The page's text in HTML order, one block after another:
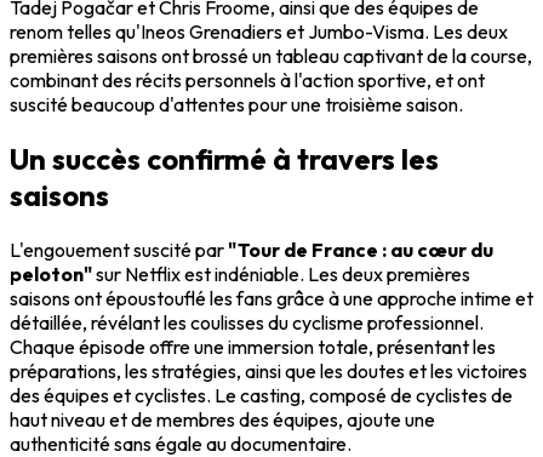
Tadej Pogačar et Chris Froome, ainsi que des équipes de
renom telles qu'Ineos Grenadiers et Jumbo-Visma. Les deux
premières saisons ont brossé un tableau captivant de la course,
combinant des récits personnels à l'action sportive, et ont
suscité beaucoup d'attentes pour une troisième saison.
Un succès confirmé à travers les
saisons
L'engouement suscité par"Tour de France : au cœur du
peloton"sur Netflix est indéniable. Les deux premières
saisons ont époustouflé les fans grâce à une approche intime et
détaillée, révélant les coulisses du cyclisme professionnel.
Chaque épisode offre une immersion totale, présentant les
préparations, les stratégies, ainsi que les doutes et les victoires
des équipes et cyclistes. Le casting, composé de cyclistes de
haut niveau et de membres des équipes, ajoute une
authenticité sans égale au documentaire.